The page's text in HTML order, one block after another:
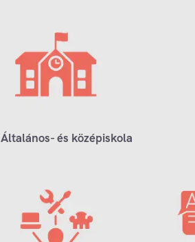
Általános- és középiskola